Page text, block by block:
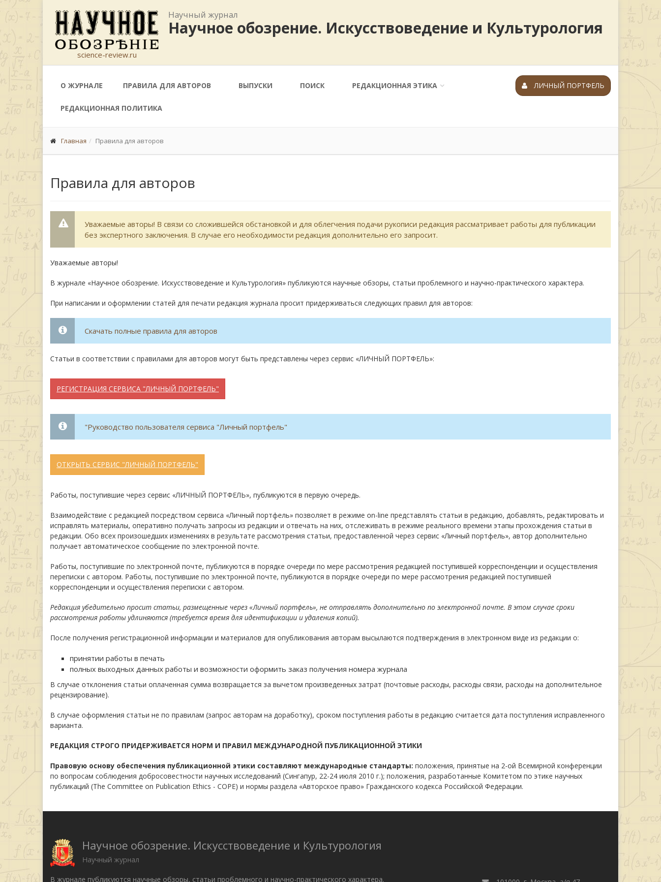
science-review.ru
Научный журнал
Научное обозрение. Искусствоведение и Культурология
О ЖУРНАЛЕ ПРАВИЛА ДЛЯ АВТОРОВ ВЫПУСКИ ПОИСК РЕДАКЦИОННАЯ ЭТИКА
РЕДАКЦИОННАЯ ПОЛИТИКА
ЛИЧНЫЙ ПОРТФЕЛЬ
Главная Правила для авторов
Правила для авторов
Уважаемые авторы! В связи со сложившейся обстановкой и для облегчения подачи рукописи редакция рассматривает работы для публикации
без экспертного заключения. В случае его необходимости редакция дополнительно его запросит.
Уважаемые авторы!
В журнале «Научное обозрение. Искусствоведение и Культурология» публикуются научные обзоры, статьи проблемного и научно-практического характера.
При написании и оформлении статей для печати редакция журнала просит придерживаться следующих правил для авторов:
Скачать полные правила для авторов
Статьи в соответствии с правилами для авторов могут быть представлены через сервис «ЛИЧНЫЙ ПОРТФЕЛЬ»:
РЕГИСТРАЦИЯ СЕРВИСА "ЛИЧНЫЙ ПОРТФЕЛЬ"
"Руководство пользователя сервиса "Личный портфель"
ОТКРЫТЬ СЕРВИС "ЛИЧНЫЙ ПОРТФЕЛЬ"
Работы, поступившие через сервис «ЛИЧНЫЙ ПОРТФЕЛЬ», публикуются в первую очередь.
Взаимодействие с редакцией посредством сервиса «Личный портфель» позволяет в режиме on-line представлять статьи в редакцию, добавлять, редактировать и
исправлять материалы, оперативно получать запросы из редакции и отвечать на них, отслеживать в режиме реального времени этапы прохождения статьи в
редакции. Обо всех произошедших изменениях в результате рассмотрения статьи, предоставленной через сервис «Личный портфель», автор дополнительно
получает автоматическое сообщение по электронной почте.
Работы, поступившие по электронной почте, публикуются в порядке очереди по мере рассмотрения редакцией поступившей корреспонденции и осуществления
переписки с автором. Работы, поступившие по электронной почте, публикуются в порядке очереди по мере рассмотрения редакцией поступившей
корреспонденции и осуществления переписки с автором.
Редакция убедительно просит статьи, размещенные через «Личный портфель», не отправлять дополнительно по электронной почте. В этом случае сроки
рассмотрения работы удлиняются (требуется время для идентификации и удаления копий).
После получения регистрационной информации и материалов для опубликования авторам высылаются подтверждения в электронном виде из редакции о:
принятии работы в печать
полных выходных данных работы и возможности оформить заказ получения номера журнала
В случае отклонения статьи оплаченная сумма возвращается за вычетом произведенных затрат (почтовые расходы, расходы связи, расходы на дополнительное
рецензирование).
В случае оформления статьи не по правилам (запрос авторам на доработку), сроком поступления работы в редакцию считается дата поступления исправленного
варианта.
РЕДАКЦИЯ СТРОГО ПРИДЕРЖИВАЕТСЯ НОРМ И ПРАВИЛ МЕЖДУНАРОДНОЙ ПУБЛИКАЦИОННОЙ ЭТИКИ
Правовую основу обеспечения публикационной этики составляют международные стандарты: положения, принятые на 2-ой Всемирной конференции
по вопросам соблюдения добросовестности научных исследований (Сингапур, 22-24 июля 2010 г.); положения, разработанные Комитетом по этике научных
публикаций (The Committee on Publication Ethics - COPE) и нормы раздела «Авторское право» Гражданского кодекса Российской Федерации.
Научное обозрение. Искусствоведение и Культурология
Научный журнал
В журнале публикуются научные обзоры, статьи проблемного и научно-практического характера.